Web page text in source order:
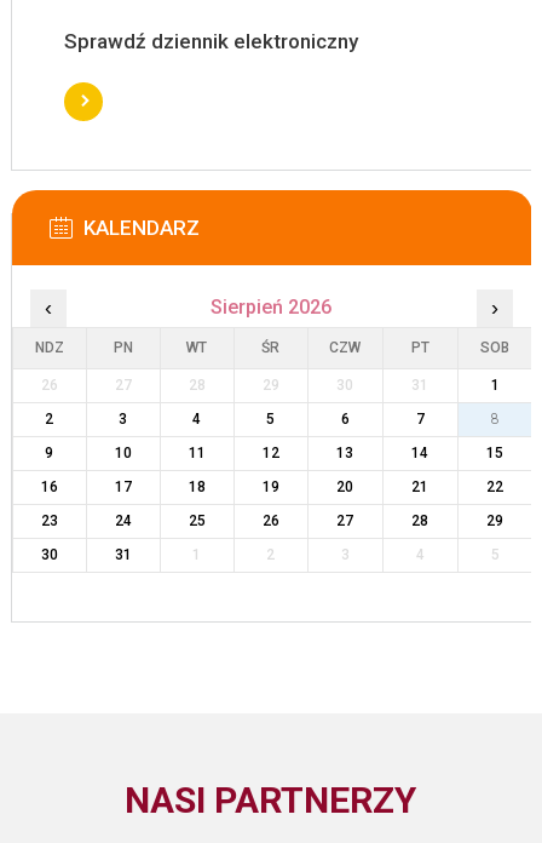
Sprawdź dziennik elektroniczny
KALENDARZ
‹ Sierpień 2026 ›
NDZ PN WT ŚR CZW PT SOB
26 27 28 29 30 31
1
2
3 4 5 6 7
8
9
10 11 12 13 14
15
16
17 18 19 20 21
22
23
24 25 26 27 28
29
30
31 1 2 3 4 5
NASI PARTNERZY